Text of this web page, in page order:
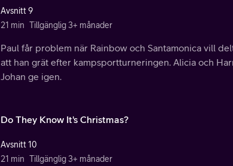
Avsnitt 9
21 min Tillgänglig 3+ månader
Paul får problem när Rainbow och Santamonica vill
att han grät efter kampsportturneringen. Alicia och
Johan ge igen.
Do They Know It's Christmas?
Avsnitt 10
21 min Tillgänglig 3+ månader